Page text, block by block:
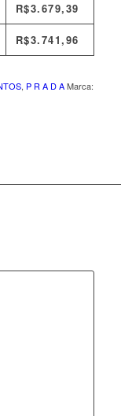
R$3.679,39
R$3.741,96
, P R A D A Marca: